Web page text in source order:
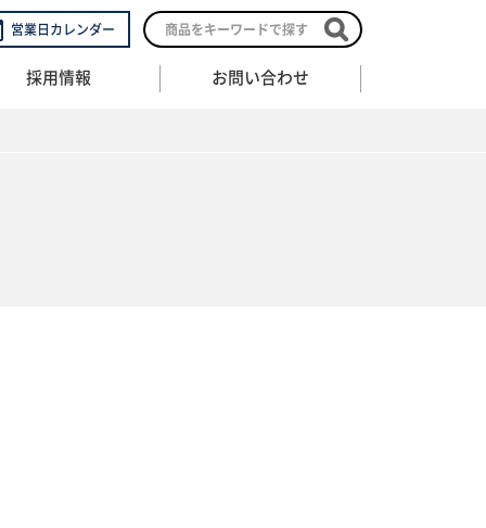
営業日カレンダー
採用情報 お問い合わせ